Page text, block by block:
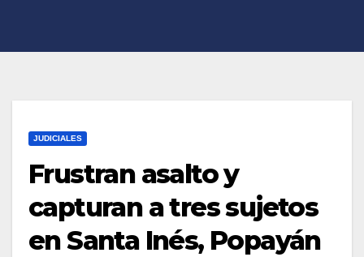
JUDICIALES
Frustran asalto y
capturan a tres sujetos
en Santa Inés, Popayán